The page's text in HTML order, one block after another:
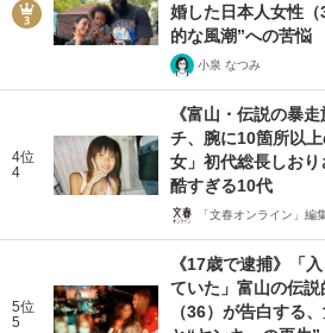
婚した日本人女性
的な風潮”への苦悩
小泉 なつみ
4位
4
《富山・伝説の暴
チ、腕に10箇所以
女」初代総長しお
酷すぎる10代
「文春オンライン」編
5位
5
《17歳で逮捕》「
ていた」富山の伝
（36）が告白する